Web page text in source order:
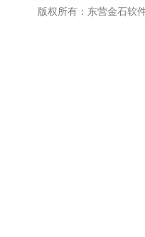
版权所有：东营金石软